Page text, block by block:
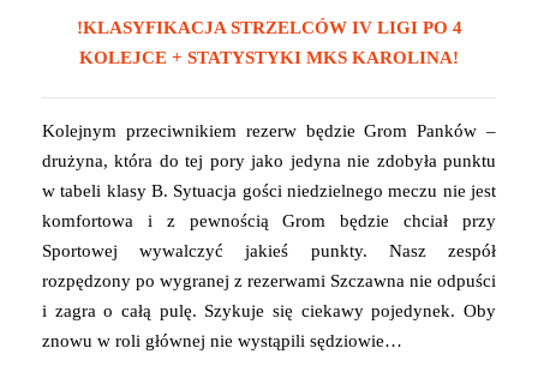
!KLASYFIKACJA STRZELCÓW IV LIGI PO 4
KOLEJCE + STATYSTYKI MKS KAROLINA!
Kolejnym przeciwnikiem rezerw będzie Grom Panków –
drużyna, która do tej pory jako jedyna nie zdobyła punktu
w tabeli klasy B. Sytuacja gości niedzielnego meczu nie jest
komfortowa i z pewnością Grom będzie chciał przy
Sportowej wywalczyć jakieś punkty. Nasz zespół
rozpędzony po wygranej z rezerwami Szczawna nie odpuści
i zagra o całą pulę. Szykuje się ciekawy pojedynek. Oby
znowu w roli głównej nie wystąpili sędziowie…